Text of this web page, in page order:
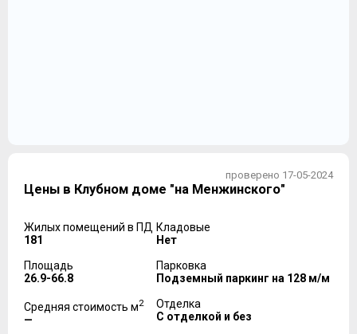
проверено 17-05-2024
Цены в Клубном доме "на Менжинского"
Жилых помещений в ПД
181
Площадь
26.9-66.8
Средняя стоимость м2
—
Кладовые
Нет
Парковка
Подземный паркинг на 128 м/м
Отделка
С отделкой и без